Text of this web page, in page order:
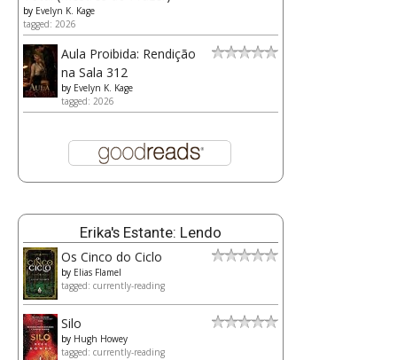
by Evelyn K. Kage
tagged: 2026
Aula Proibida: Rendição
na Sala 312
by Evelyn K. Kage
tagged: 2026
Erika's Estante: Lendo
Os Cinco do Ciclo
by Elias Flamel
tagged: currently-reading
Silo
by Hugh Howey
tagged: currently-reading